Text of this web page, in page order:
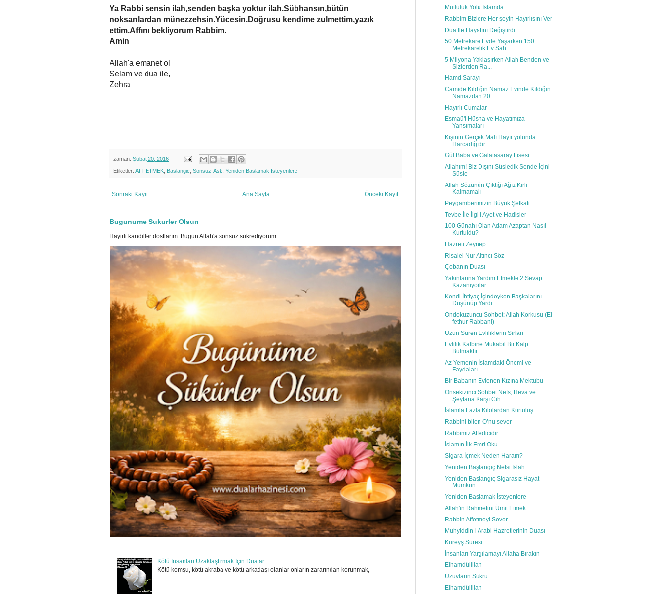
Ya Rabbi sensin ilah,senden başka yoktur ilah.Sübhansın,bütün
noksanlardan münezzehsin.Yücesin.Doğrusu kendime zulmettim,yazık
ettim.Affını bekliyorum Rabbim.
Amin
Allah'a emanet ol
Selam ve dua ile,
Zehra
zaman: Şubat 20, 2016
Etiketler: AFFETMEK Baslangic Sonsuz-Ask Yeniden Baslamak İsteyenlere
Sonraki Kayıt Önceki Kayıt
Ana Sayfa
Bugunume Sukurler Olsun
Hayirli kandiller dostlarım. Bugun Allah'a sonsuz sukrediyorum.
Kötü İnsanları Uzaklaştırmak İçin Dualar
Kötü komşu, kötü akraba ve kötü arkadaşı olanlar onların zararından korunmak,
Mutluluk Yolu İslamda
Rabbim Bizlere Her şeyin Hayırlısını Ver
Dua İle Hayatını Değiştirdi
50 Metrekare Evde Yaşarken 150
Metrekarelik Ev Sah...
5 Milyona Yaklaşırken Allah Benden ve
Sizlerden Ra...
Hamd Sarayı
Camide Kıldığın Namaz Evinde Kıldığın
Namazdan 20 ...
Hayırlı Cumalar
Esmaü'l Hüsna ve Hayatımıza
Yansımaları
Kişinin Gerçek Malı Hayır yolunda
Harcadığıdır
Gül Baba ve Galatasaray Lisesi
Allahım! Biz Dışını Süsledik Sende İçini
Süsle
Allah Sözünün Çıktığı Ağız Kirli
Kalmamalı
Peygamberimizin Büyük Şefkati
Tevbe İle İlgili Ayet ve Hadisler
100 Günahı Olan Adam Azaptan Nasıl
Kurtuldu?
Hazreti Zeynep
Risalei Nur Altıncı Söz
Çobanın Duası
Yakınlarına Yardım Etmekle 2 Sevap
Kazanıyorlar
Kendi İhtiyaç İçindeyken Başkalarını
Düşünüp Yardı...
Ondokuzuncu Sohbet: Allah Korkusu (El
fethur Rabbani)
Uzun Süren Evliliklerin Sırları
Evlilik Kalbine Mukabil Bir Kalp
Bulmaktır
Az Yemenin İslamdaki Önemi ve
Faydaları
Bir Babanın Evlenen Kızına Mektubu
Onsekizinci Sohbet Nefs, Heva ve
Şeytana Karşı Cih...
İslamla Fazla Kilolardan Kurtuluş
Rabbini bilen O’nu sever
Rabbimiz Affedicidir
İslamın İlk Emri Oku
Sigara İçmek Neden Haram?
Yeniden Başlangıç Nefsi Islah
Yeniden Başlangıç Sigarasız Hayat
Mümkün
Yeniden Başlamak İsteyenlere
Allah'ın Rahmetini Ümit Etmek
Rabbin Affetmeyi Sever
Muhyiddin-i Arabi Hazretlerinin Duası
Kureyş Suresi
İnsanları Yargılamayı Allaha Bırakın
Elhamdülillah
Uzuvların Sukru
Elhamdülillah